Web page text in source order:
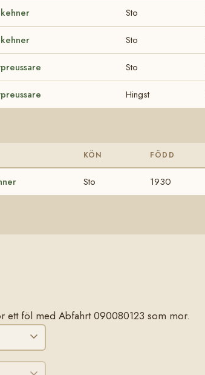
Sto
Sto
Sto
Hingst
KÖN FÖDD
Sto 1930
ett föl med Abfahrt 090080123 som mor.